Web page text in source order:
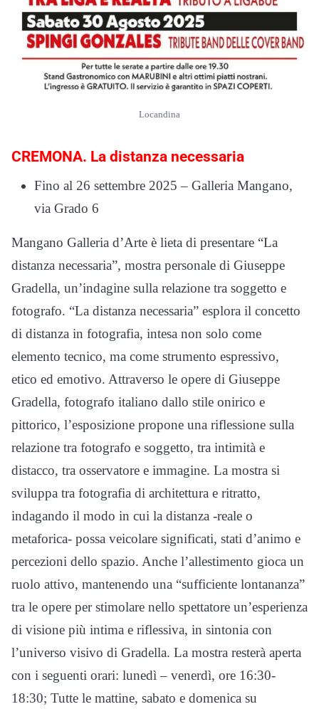
Locandina
CREMONA. La distanza necessaria
Fino al 26 settembre 2025 – Galleria Mangano,
via Grado 6
Mangano Galleria d’Arte è lieta di presentare “La
distanza necessaria”, mostra personale di Giuseppe
Gradella, un’indagine sulla relazione tra soggetto e
fotografo. “La distanza necessaria” esplora il concetto
di distanza in fotografia, intesa non solo come
elemento tecnico, ma come strumento espressivo,
etico ed emotivo. Attraverso le opere di Giuseppe
Gradella, fotografo italiano dallo stile onirico e
pittorico, l’esposizione propone una riflessione sulla
relazione tra fotografo e soggetto, tra intimità e
distacco, tra osservatore e immagine. La mostra si
sviluppa tra fotografia di architettura e ritratto,
indagando il modo in cui la distanza -reale o
metaforica- possa veicolare significati, stati d’animo e
percezioni dello spazio. Anche l’allestimento gioca un
ruolo attivo, mantenendo una “sufficiente lontananza”
tra le opere per stimolare nello spettatore un’esperienza
di visione più intima e riflessiva, in sintonia con
l’universo visivo di Gradella. La mostra resterà aperta
con i seguenti orari: lunedì – venerdì, ore 16:30-
18:30; Tutte le mattine, sabato e domenica su